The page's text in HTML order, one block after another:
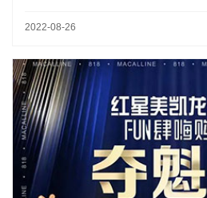
2022-08-26